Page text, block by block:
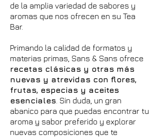
de la amplia variedad de sabores y
aromas que nos ofrecen en su Tea
Bar.
Primando la calidad de formatos y
materias primas, Sans & Sans ofrece
recetas clásicas y otras más
nuevas y atrevidas con flores,
frutas, especias y aceites
esenciales . Sin duda, un gran
abanico para que puedas encontrar tu
aroma y sabor preferido y explorar
nuevas composiciones que te